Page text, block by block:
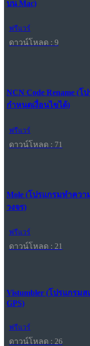
บน Mac)
ฟรีแวร์
ดาวน์โหลด : 9
NCN Code Rename (
กำหนดเงื่อนไขได้)
ฟรีแวร์
ดาวน์โหลด : 71
Mole (โปรแกรมทำควา
วงจร)
ฟรีแวร์
ดาวน์โหลด : 21
Vistumbler (โปรแกรม
GPS)
ฟรีแวร์
ดาวน์โหลด : 26